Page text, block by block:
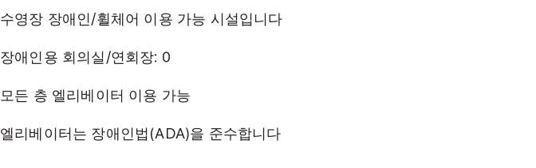
수영장 장애인/휠체어 이용 가능 시설입니다​
장애인용 회의실/연회장: 0
모든 층 엘리베이터 이용 가능
엘리베이터는 장애인법(ADA)을 준수합니다